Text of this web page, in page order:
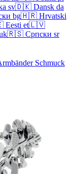
sv🇩🇰 Dansk da
bg🇭🇷 Hrvatski
Eesti et🇱🇻
🇷🇸 Српски sr
Schmuck